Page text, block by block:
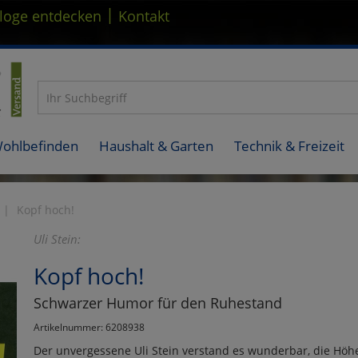
entdecken | Kontakt
Haushalt & Garten Technik & Freizeit
Kopf hoch!
Uli Stein:
Kopf hoch!
Schwarzer Humor für den Ruhestand
Artikelnummer: 6208938
Der unvergessene Uli Stein verstand es wunderbar, die